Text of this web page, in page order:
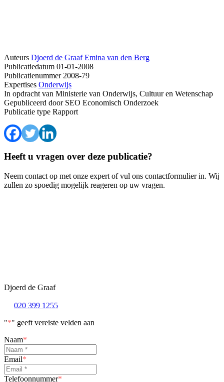
Auteurs Djoerd de Graaf Emina van den Berg
Publicatiedatum 01-01-2008
Publicatienummer2008-79
Expertises Onderwijs
In opdracht van Ministerie van Onderwijs, Cultuur en Wetenschap
Gepubliceerd doorSEO Economisch Onderzoek
Publicatie type Rapport
Heeft u vragen over deze publicatie?
Neem contact op met onze expert of vul ons contactformulier in. Wij
zullen zo spoedig mogelijk reageren op uw vragen.
Djoerd de Graaf
020 399 1255
"*" geeft vereiste velden aan
Naam*
Email*
Telefoonnummer*